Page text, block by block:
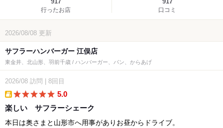
行ったお店 口コミ
2026/08/08 更新
サフラーハンバーガー 江俣店
東金井、北山形、羽前千歳 / ハンバーガー、パン、からあげ
2026/08 訪問 8回目
5.0
楽しい サフラーシェーク
本日は奥さまと山形市へ用事がありお昼からドライブ。